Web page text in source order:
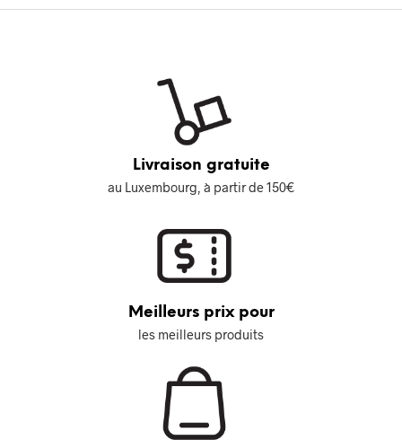
Livraison gratuite
au Luxembourg, à partir de 150€
Meilleurs prix pour
les meilleurs produits